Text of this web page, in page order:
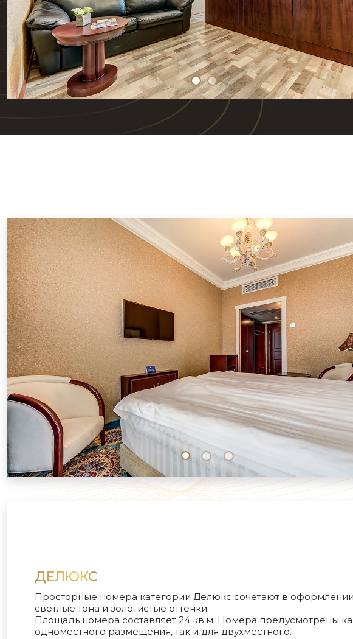
ДЕЛЮКС
Просторные номера категории Делюкс сочетают в оформлении
светлые тона и золотистые оттенки.
Площадь номера составляет 24 кв.м. Номера предусмотрены
одноместного размещения, так и для двухместного.